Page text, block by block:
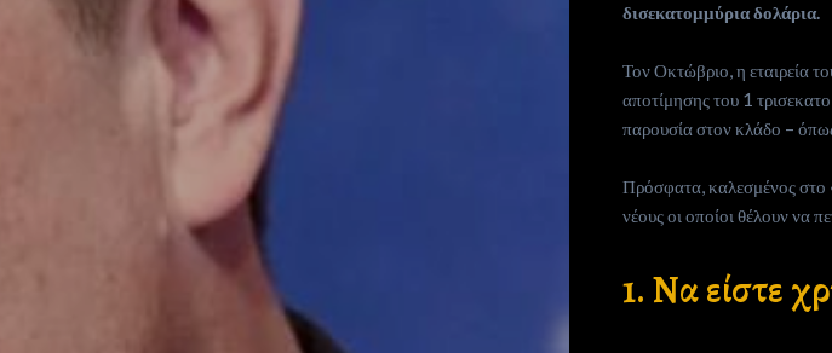
δισεκατομμύρια δολάρια.
Τον Οκτώβριο, η εταιρεία
αποτίμησης του 1
παρουσία στον κλάδο –
Πρόσφατα, καλεσμένος στο
νέους οι οποίοι θέλουν να
1. Να είστε